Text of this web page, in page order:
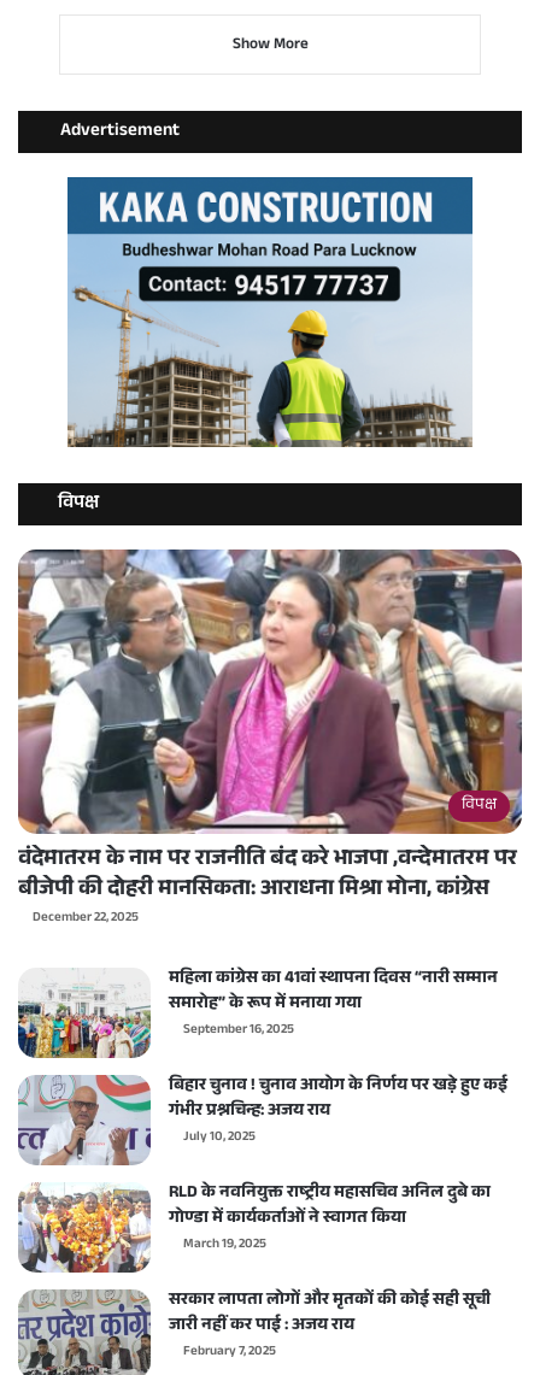
Show More
Advertisement
विपक्ष
विपक्ष
वंदेमातरम के नाम पर राजनीति बंद करे भाजपा ,वन्देमातरम पर
बीजेपी की दोहरी मानसिकता: आराधना मिश्रा मोना, कांग्रेस
December 22, 2025
महिला कांग्रेस का 41वां स्थापना दिवस “नारी सम्मान
समारोह” के रूप में मनाया गया
September 16, 2025
बिहार चुनाव ! चुनाव आयोग के निर्णय पर खड़े हुए कई
गंभीर प्रश्नचिन्ह: अजय राय
July 10, 2025
RLD के नवनियुक्त राष्ट्रीय महासचिव अनिल दुबे का
गोण्डा में कार्यकर्ताओं ने स्वागत किया
March 19, 2025
सरकार लापता लोगों और मृतकों की कोई सही सूची
जारी नहीं कर पाई : अजय राय
February 7, 2025